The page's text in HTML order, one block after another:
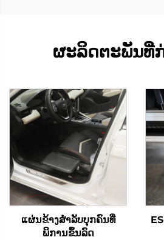
ຜະລິດຕະພັນທີ່
ແຜ່ນຂ້າງສໍາລັບບຸກຄົນທີ່
ພິການຂຶ້ນລົດ